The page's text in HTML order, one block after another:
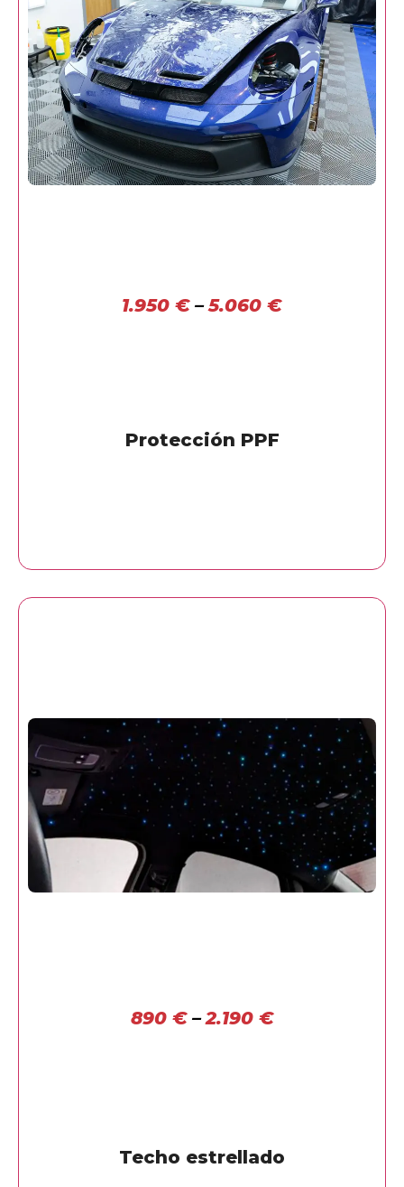
1.950 € – 5.060 €
Protección PPF
890 € – 2.190 €
Techo estrellado